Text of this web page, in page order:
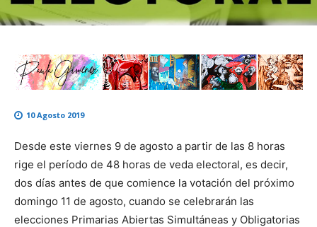
10 Agosto 2019
Desde este viernes 9 de agosto a partir de las 8 horas
rige el período de 48 horas de veda electoral, es decir,
dos días antes de que comience la votación del próximo
domingo 11 de agosto, cuando se celebrarán las
elecciones Primarias Abiertas Simultáneas y Obligatorias